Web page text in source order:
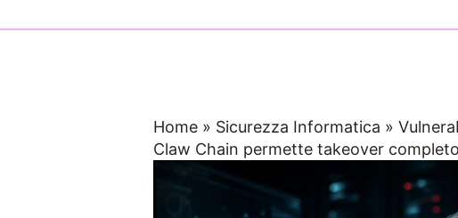
Home » Sicurezza Informatica »
Claw Chain permette takeover